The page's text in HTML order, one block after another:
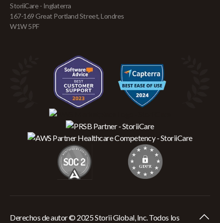
StoriiCare - Inglaterra
167-169 Great Portland Street, Londres
W1W 5PF
Derechos de autor © 2025 Storii Global, Inc. Todos los